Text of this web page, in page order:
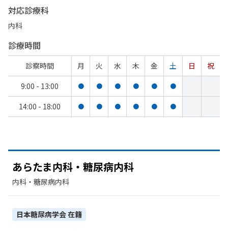
対応診療科
内科
診療時間
診察時間 月 火 水 木 金 土 日
祝
9:00 - 13:00
● ● ● ● ● ●
14:00 - 18:00 ● ● ● ● ● ●
あらたま内科・糖尿病内科
内科・​糖尿病内科
日本糖尿病学会在籍